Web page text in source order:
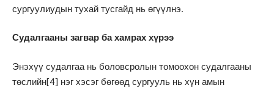
сургуулиудын тухай тусгайд нь өгүүлнэ.
Судалгааны загвар ба хамрах хүрээ
Энэхүү судалгаа нь боловсролын томоохон судалгааны
төслийн[4] нэг хэсэг бөгөөд сургууль нь хүн амын